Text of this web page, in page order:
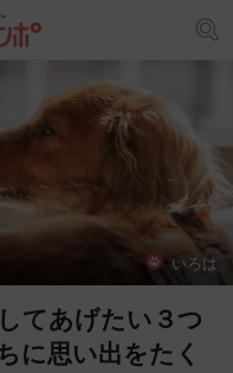
いろは
てあげたい３つ
に思い出をたく